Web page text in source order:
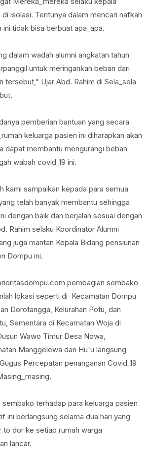
isolasi. Tentunya dalam mencari nafkah
ini tidak bisa berbuat apa_apa.
dalam wadah alumni angkatan tahun
untuk meringankan beban dari
tersebut," Ujar Abd. Rahim di Sela_sela
pemberian bantuan yang secara
keluarga pasien ini diharapkan akan
dapat membantu mengurangi beban
wabah covid_19 ini.
kami sampaikan kepada para semua
telah banyak membantu sehingga
dengan baik dan berjalan sesuai dengan
Rahim selaku Koordinator Alumni
juga mantan Kepala Bidang pensiunan
Dompu ini.
pembagian sembako
lokasi seperti di Kecamatan Dompu
Dorotangga, Kelurahan Potu, dan
Sementara di Kecamatan Woja di
Wawo Timur Desa Nowa,
Manggelewa dan Hu'u langsung
Percepatan penanganan Covid_19
sembako terhadap para keluarga pasien
ini berlangsung selama dua hari yang
to dor ke setiap rumah warga
lancar.